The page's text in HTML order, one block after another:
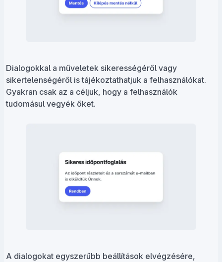
Dialogokkal a műveletek sikerességéről vagy
sikertelenségéről is tájékoztathatjuk a felhasználókat.
Gyakran csak az a céljuk, hogy a felhasználók
tudomásul vegyék őket.
A dialogokat egyszerűbb beállítások elvégzésére,